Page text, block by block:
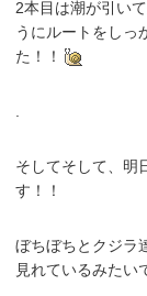
2本目は潮が引い
うにルートをしっ
た！！
そしてそして、明
す！！
ぼちぼちとクジラ
見れているみたい